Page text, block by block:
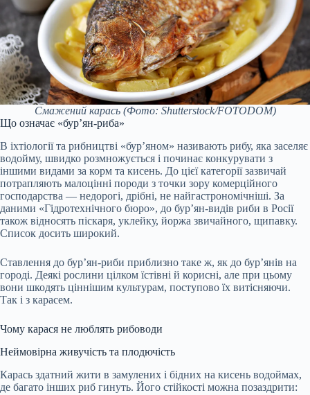
Смажений карась(Фото: Shutterstock/FOTODOM)
Що означає «бур’ян-риба»
В іхтіології та рибництві «бур’яном» називають рибу, яка заселяє
водойму, швидко розмножується і починає конкурувати з
іншими видами за корм та кисень. До цієї категорії зазвичай
потрапляють малоцінні породи з точки зору комерційного
господарства — недорогі, дрібні, не найгастрономічніші. За
даними «Гідротехнічного бюро», до бур’ян-видів риби в Росії
також відносять піскаря, уклейку, йоржа звичайного, щипавку.
Список досить широкий.
Ставлення до бур’ян-риби приблизно таке ж, як до бур’янів на
городі. Деякі рослини цілком їстівні й корисні, але при цьому
вони шкодять ціннішим культурам, поступово їх витісняючи.
Так і з карасем.
Чому карася не люблять рибоводи
Неймовірна живучість та плодючість
Карась здатний жити в замулених і бідних на кисень водоймах,
де багато інших риб гинуть. Його стійкості можна позаздрити: